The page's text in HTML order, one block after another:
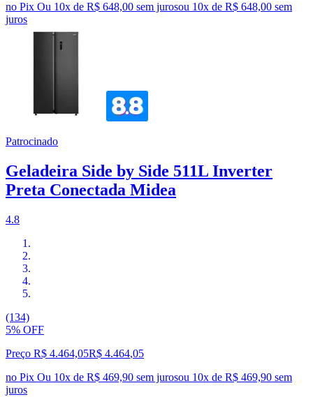
no Pix Ou 10x de R$ 648,00 sem jurosou 10x de R$ 648,00 sem
juros
Patrocinado
Geladeira Side by Side 511L Inverter
Preta Conectada Midea
4.8
(134)
5% OFF
Preço R$ 4.464,05R$ 4.464,05
no Pix Ou 10x de R$ 469,90 sem jurosou 10x de R$ 469,90 sem
juros